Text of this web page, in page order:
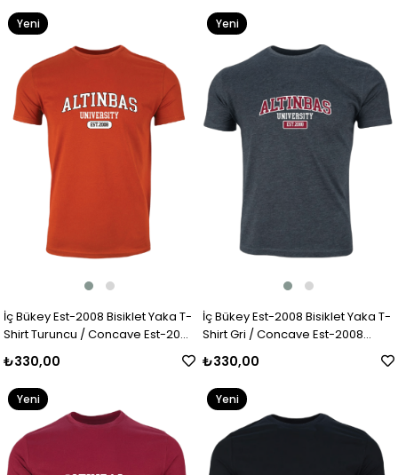
İç Bükey Est-2008 Bisiklet Yaka T-
Shirt Turuncu / Concave Est-2008
Crew Neck T-Shirt Orange
₺330,00
Yeni
İç Bükey Est-2008 Bisiklet Yaka T-
Shirt Gri / Concave Est-2008
Crew Neck T-Shirt Grey
₺330,00
Yeni
Yeni
Yeni